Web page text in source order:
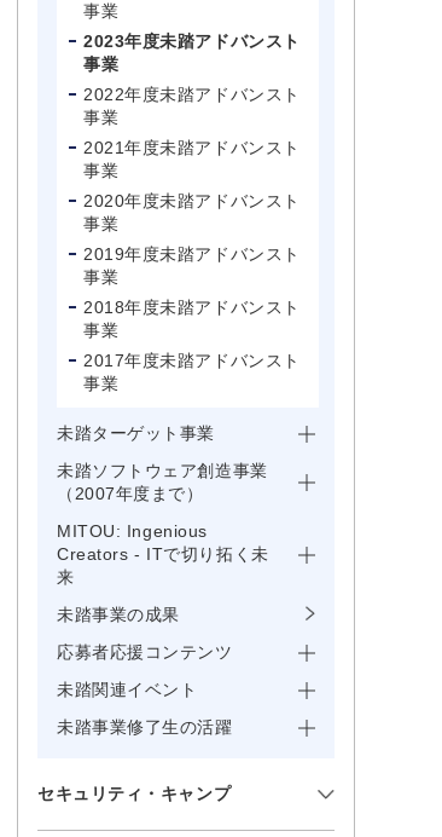
事業
2023年度未踏アドバンスト
事業
2022年度未踏アドバンスト
事業
2021年度未踏アドバンスト
事業
2020年度未踏アドバンスト
事業
2019年度未踏アドバンスト
事業
2018年度未踏アドバンスト
事業
2017年度未踏アドバンスト
事業
未踏ターゲット事業
未踏ソフトウェア創造事業
（2007年度まで）
MITOU: Ingenious
Creators - ITで切り拓く未
来
未踏事業の成果
応募者応援コンテンツ
未踏関連イベント
未踏事業修了生の活躍
セキュリティ・キャンプ